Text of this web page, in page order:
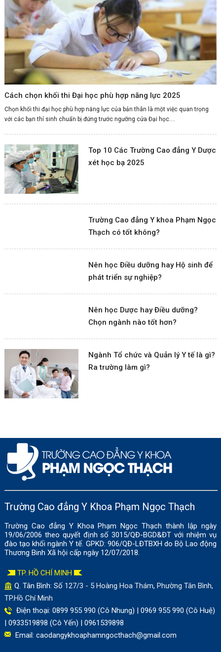
Cách chọn khối thi Đại học phù hợp năng lực 2025
Chọn khối thi đại học phù hợp năng lực của bản thân là một việc quan trọng
với các bạn thí sinh chuẩn bị đứng trước ngưỡng cửa Đại học....
Top 10 Các Trường Cao đẳng Y Dược
xét học bạ 2025
Trường Cao đẳng Y khoa Phạm Ngọc
Thạch có tốt không?
Nên học Điều dưỡng hay Hộ sinh để
phát triển sự nghiệp?
Nên học Dược hay Điều dưỡng?
Chọn ngành nào tốt hơn?
Ngành Tổ chức và Quản lý Y tế là gì?
Ra trường làm gì?
Trường Cao đẳng Y Khoa Phạm Ngọc Thạch
Trường Cao đẳng Y Khoa Phạm Ngọc Thạch thành lập ngày
19/06/2006 theo quyết định số 3015/QĐ-BGD&ĐT với nhiệm vụ
đào tạo khối ngành Y tế. GPKD: 906/QĐ-LĐTBXH do Bộ Lao động
Thương Binh Xã hội cấp ngày 12/07/2018.
TP. HỒ CHÍ MINH
Q. Tân Bình: Số 127/3 - 5 Hoàng Hoa Thám, Phường Tân Bình,
TP.Hồ Chí Minh
Điện thoại: 0899 955 990 (Cô Nhung) | 0969 955 990 (Cô Huệ)
| 0933519898 (Cô Yến) | 0961539898
Email: caodangykhoaphamngocthach@gmail.com